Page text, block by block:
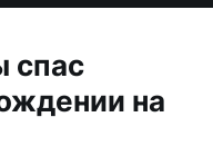
спас
на